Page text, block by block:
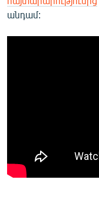
անդամ: